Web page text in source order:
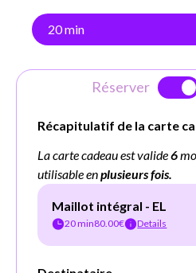
Réserver
20 min